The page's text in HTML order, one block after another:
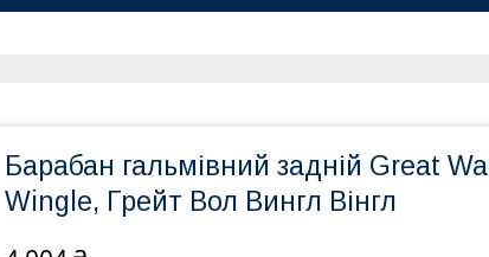
Барабан гальмівний задній Great Wall
Wingle, Грейт Вол Вингл Вінгл